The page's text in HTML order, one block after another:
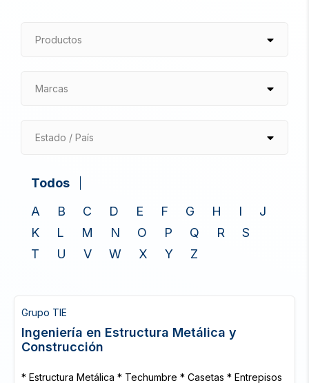
Productos
Marcas
Estado / País
Todos
A
B C D E F G H I
J
K
L M N O P Q R
S
T
U V W X Y Z
Grupo TIE
Ingeniería en Estructura Metálica y
Construcción
* Estructura Metálica * Techumbre * Casetas * Entrepisos